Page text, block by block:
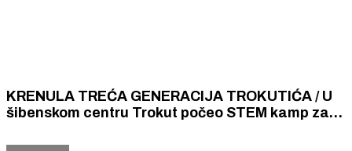
KRENULA TREĆA GENERACIJA TROKUTIĆA / U
šibenskom centru Trokut počeo STEM kamp za